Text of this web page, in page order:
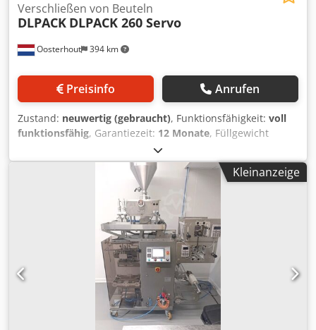
Oosterhout 394 km
Verschließen von Beuteln
DLPACK DLPACK 260 Servo
Preisinfo Anrufen
Zustand: neuwertig (gebraucht), Funktionsfähigkeit: voll
funktionsfähig, Garantiezeit: 12 Monate, Füllgewicht
, Füllgewicht (max.):5.000 g
brandneuen DLPACK 260 Servo! Gefertigt aus Edelstahl
und ausgestattet mit Siemens-Steuerung bietet diese
Maschine herausragende Leistung für ein breites
Anwendungsspektrum – von Pulvern und Granulaten bis
hin zu Lebensmitteln und Non-Food-Produkten. Die ersten
20 Maschinen wurden bereits gebaut und in Betrieb
genommen und erreichen eine Ausbringung von bis zu
105 Beuteln pro Minute. Mit einem Dosierbereich von 5 g
bis 5000 g und Beutelabmessungen von 60–260 mm (B) ×
80–500 mm (L) ist sie für nahezu alle
Verpackungsanforderungen konzipiert. Hauptmerkmale:
Marke: DLPACK Modell: DLPACK 260 Servo Leistung: Bis zu
Kleinanzeige